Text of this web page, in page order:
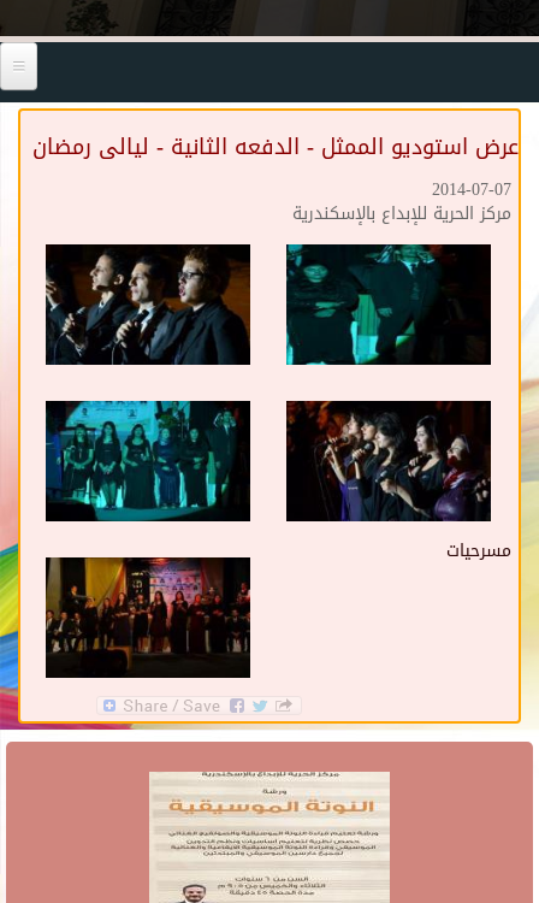
عرض استوديو الممثل - الدفعه الثانية - ليالى رمضان
2014-07-07
مركز الحرية للإبداع بالإسكندرية
مسرحيات